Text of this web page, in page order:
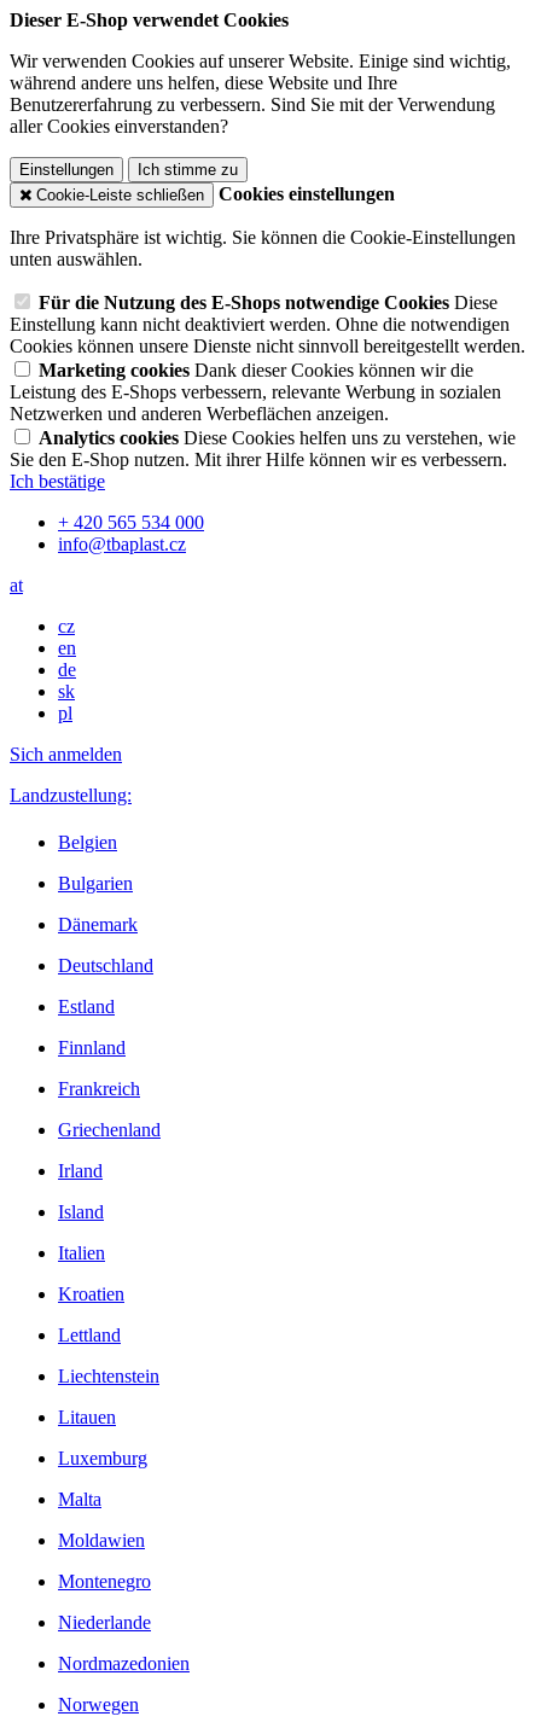
Dieser E-Shop verwendet Cookies
Wir verwenden Cookies auf unserer Website. Einige sind wichtig,
während andere uns helfen, diese Website und Ihre
Benutzererfahrung zu verbessern. Sind Sie mit der Verwendung
aller Cookies einverstanden?
Einstellungen
Ich stimme zu
Cookie-Leiste schließen
Cookies einstellungen
Ihre Privatsphäre ist wichtig. Sie können die Cookie-Einstellungen
unten auswählen.
Für die Nutzung des E-Shops notwendige Cookies Diese
Einstellung kann nicht deaktiviert werden. Ohne die notwendigen
Cookies können unsere Dienste nicht sinnvoll bereitgestellt werden.
Marketing cookies Dank dieser Cookies können wir die
Leistung des E-Shops verbessern, relevante Werbung in sozialen
Netzwerken und anderen Werbeflächen anzeigen.
Analytics cookies Diese Cookies helfen uns zu verstehen, wie
Sie den E-Shop nutzen. Mit ihrer Hilfe können wir es verbessern.
Ich bestätige
+ 420 565 534 000
info@tbaplast.cz
at
cz
en
de
sk
pl
Sich anmelden
Landzustellung:
Belgien
Bulgarien
Dänemark
Deutschland
Estland
Finnland
Frankreich
Griechenland
Irland
Island
Italien
Kroatien
Lettland
Liechtenstein
Litauen
Luxemburg
Malta
Moldawien
Montenegro
Niederlande
Nordmazedonien
Norwegen